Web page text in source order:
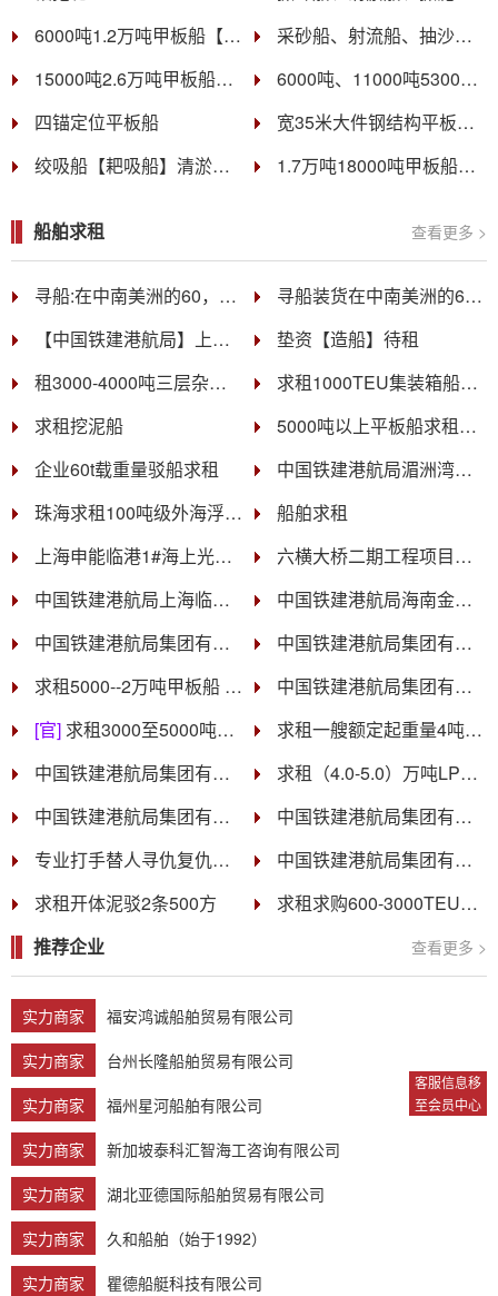
客服信息移
至会员中心
6000吨1.2万吨甲板船【只拉大件、钢结构，设备、桥梁】
采砂船、射流船、抽沙船、绞吸船、耙吸船、吸沙船、采沙船、自抽自卸船
15000吨2.6万吨甲板船【只拉钢结构、大件设备】
6000吨、11000吨53000吨散货船
四锚定位平板船
宽35米大件钢结构平板船运【只拉设备，不拉石头】
绞吸船【耙吸船】清淤船【抓斗船】
1.7万吨18000吨甲板船【只拉钢结构，不拉石头】
船舶求租 查看更多 >
寻船:在中南美洲的60，000吨～64，000吨的货船(智利到中国)。需要多艘船舶
寻船装货在中南美洲的60，000吨～64，000吨的货船(智利到中国)。
【中国铁建港航局】上海申能临港1#海上光伏项目≥3000T运输船租赁招标(8艘、6个月)
垫资【造船】待租
租3000-4000吨三层杂货船
求租1000TEU集装箱船，东南亚航线，租期一年。
求租挖泥船
5000吨以上平板船求租（3年长租）
企业60t载重量驳船求租
中国铁建港航局湄洲湾港东吴港区罗屿作业区11-15号泊位堆场及生产辅助设施工程绞吸挖泥船租赁招标
珠海求租100吨级外海浮吊船
船舶求租
上海申能临港1#海上光伏项目全回转起重船、锚拖一体船租赁招标
六横大桥二期工程项目经理部锚艇租赁招标
中国铁建港航局上海临港光伏项目固定扒杆起重船、锚艇租赁招标
中国铁建港航局海南金牌港项目甲板货船租赁招标
中国铁建港航局集团有限公司申能海南CZ2海上风电示范项目二期 项目经理部 和CZ7项目（一期）风机基础建造与风机安装施工（标段二）项目经理部交通船租赁招标
中国铁建港航局集团有限公司东营港东营港区栈桥作业区北防波堤7#液体散货泊位工程项目打桩船量化租赁招标
求租5000--2万吨甲板船 和【无动力平板驳】
中国铁建港航局集团有限公司六横大桥二期项目警戒拖轮租赁招标
[官] 求租3000至5000吨甲板船，3-5艘
求租一艘额定起重量4吨到6吨、可自航、全回转、臂长最大15m左右最小2m左右的浮吊船
中国铁建港航局集团有限公司三峡阳江青洲五标段Ⅱ海上风电项目拖轮租赁招标
求租（4.0-5.0）万吨LPG船
中国铁建港航局集团有限公司六横大桥二期工程项目经理部锚艇租赁招标
中国铁建港航局集团有限公司六横大桥二期工程项目经理部150t全回转起重船租赁招标
专业打手替人寻仇复仇报仇13131408957
中国铁建港航局集团有限公司舟山港六横公路大桥项目二期工程≥350t全回转起重船租赁招标公告
求租开体泥驳2条500方
求租求购600-3000TEU集装箱船
推荐企业
查看更多 >
实力商家
福安鸿诚船舶贸易有限公司
实力商家
台州长隆船舶贸易有限公司
实力商家
福州星河船舶有限公司
实力商家
新加坡泰科汇智海工咨询有限公司
实力商家
湖北亚德国际船舶贸易有限公司
实力商家
久和船舶（始于1992）
实力商家
瞿德船艇科技有限公司